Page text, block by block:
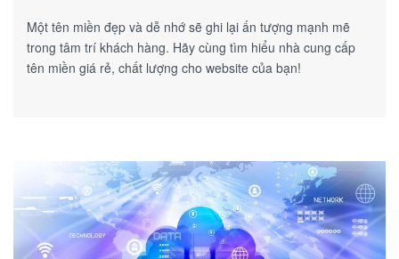
Một tên miền đẹp và dễ nhớ sẽ ghi lại ấn tượng mạnh mẽ
trong tâm trí khách hàng. Hãy cùng tìm hiểu nhà cung cấp
tên miền giá rẻ, chất lượng cho website của bạn!